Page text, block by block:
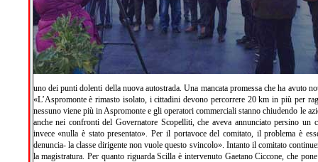
uno dei punti dolenti della nuova autostrada. Una mancata promessa che ha avuto
«L’Aspromonte è rimasto isolato, i cittadini devono percorrere 20 km in più per
nessuno viene più in Aspromonte e gli operatori commerciali stanno chiudendo le
anche nei confronti del Governatore Scopelliti, che aveva annunciato persino un
invece «nulla è stato presentato». Per il portavoce del comitato, il problema è
denuncia- la classe dirigente non vuole questo svincolo». Intanto il comitato
la magistratura. Per quanto riguarda Scilla è intervenuto Gaetano Ciccone, che